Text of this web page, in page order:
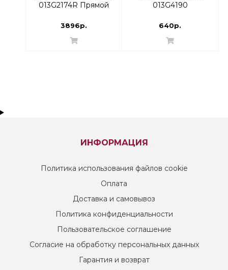
013G2174R Прямой
3896р.
013G4190
640р.
ИНФОРМАЦИЯ
Политика использования файлов cookie
Оплата
Доставка и самовывоз
Политика конфиденциальности
Пользовательское соглашение
Согласие на обработку персональных данных
Гарантия и возврат